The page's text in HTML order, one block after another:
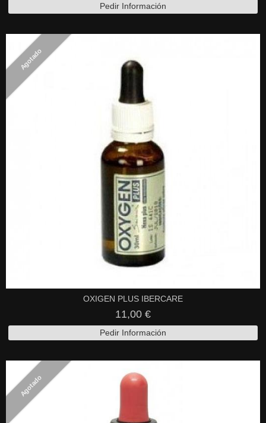
Pedir Información
Agotado
OXIGEN PLUS IBERCARE
11,00 €
Pedir Información
Agotado